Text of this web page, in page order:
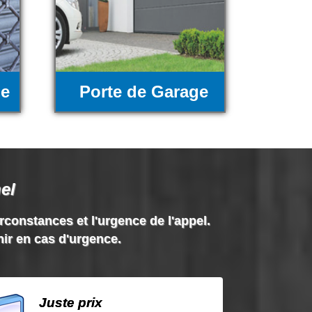
Porte de Garage
et l'urgence de l'appel.
en cas d'urgence.
Juste prix